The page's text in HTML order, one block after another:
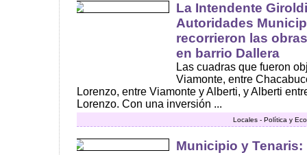
La Intendente
Autoridades
recorrieron las
en barrio Dallera
Las cuadras que fueron
Viamonte, entre
Lorenzo, entre Viamonte y Alberti, y Alberti
Lorenzo. Con una inversión ...
Locales - Política y
Municipio y